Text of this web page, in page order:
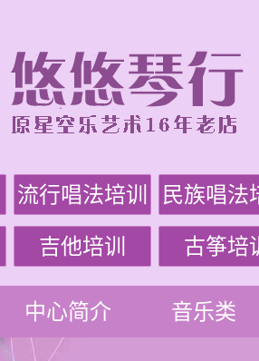
流行唱法培训 民族唱法
吉他培训 古筝培
中心简介 音乐类